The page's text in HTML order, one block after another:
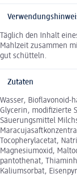
Täglich den Inhalt
Mahlzeit zusammen
gut schütteln.
Zutaten
Wasser, Bioflavonoid-
Glycerin, modifizierte
Säuerungsmittel
Tocopherylacetat,
Magnesiumoxid,
pantothenat,
Kaliumsorbat,